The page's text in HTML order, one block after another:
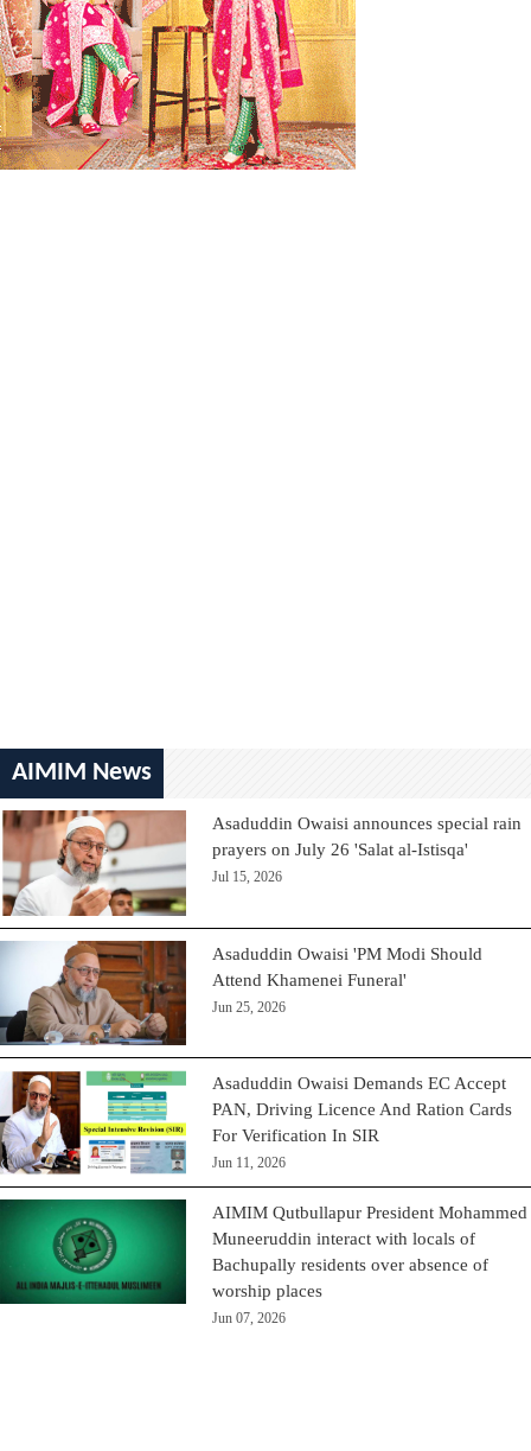
AIMIM News
Asaduddin Owaisi announces special rain
prayers on July 26 'Salat al-Istisqa'
Jul 15, 2026
Asaduddin Owaisi 'PM Modi Should
Attend Khamenei Funeral'
Jun 25, 2026
Asaduddin Owaisi Demands EC Accept
PAN, Driving Licence And Ration Cards
For Verification In SIR
Jun 11, 2026
AIMIM Qutbullapur President Mohammed
Muneeruddin interact with locals of
Bachupally residents over absence of
worship places
Jun 07, 2026